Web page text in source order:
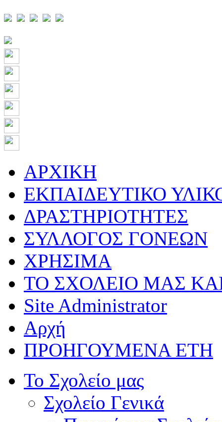
ΑΡΧΙΚΗ
ΕΚΠΑΙΔΕΥΤΙΚΟ
ΔΡΑΣΤΗΡΙΟΤΗΤΕΣ
ΣΥΛΛΟΓΟΣ ΓΟΝΕΩΝ
ΧΡΗΣΙΜΑ
ΤΟ ΣΧΟΛΕΙΟ ΜΑΣ
Site Administrator
Αρχή
ΠΡΟΗΓΟΥΜΕΝΑ ΕΤΗ
Το Σχολείο μας
Σχολείο Γενικά